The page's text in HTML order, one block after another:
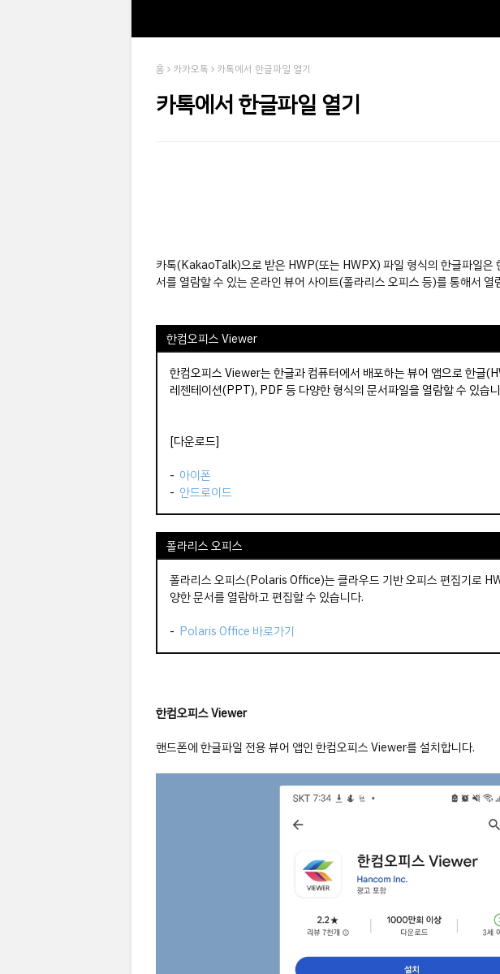
홈 카카오톡 카톡에서 한글파일 열기
카톡에서 한글파일 열기
카톡(KakaoTalk)으로 받은 HWP(또는 HWPX) 파일 형식의 한글파일은
서를 열람할 수 있는 온라인 뷰어 사이트(폴라리스 오피스 등)를 통해서 열
한컴오피스 Viewer
한컴오피스 Viewer는 한글과 컴퓨터에서 배포하는 뷰어 앱으로 한글
레젠테이션(PPT), PDF 등 다양한 형식의 문서파일을 열람할 수 있습
[다운로드]
- 아이폰
- 안드로이드
폴라리스 오피스
폴라리스 오피스(Polaris Office)는 클라우드 기반 오피스 편집기로
양한 문서를 열람하고 편집할 수 있습니다.
- Polaris Office 바로가기
한컴오피스 Viewer
핸드폰에 한글파일 전용 뷰어 앱인 한컴오피스 Viewer를 설치합니다.